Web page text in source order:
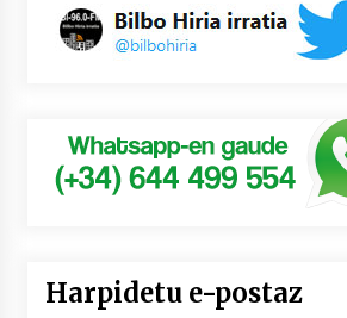
Harpidetu e-postaz